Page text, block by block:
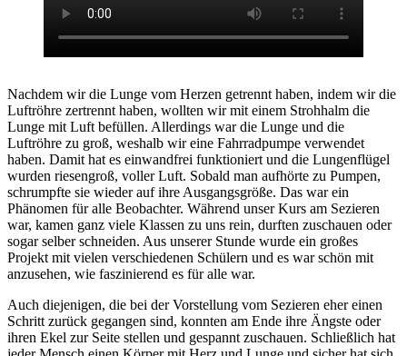
Nachdem wir die Lunge vom Herzen getrennt haben, indem wir die
Luftröhre zertrennt haben, wollten wir mit einem Strohhalm die
Lunge mit Luft befüllen. Allerdings war die Lunge und die
Luftröhre zu groß, weshalb wir eine Fahrradpumpe verwendet
haben. Damit hat es einwandfrei funktioniert und die Lungenflügel
wurden riesengroß, voller Luft. Sobald man aufhörte zu Pumpen,
schrumpfte sie wieder auf ihre Ausgangsgröße. Das war ein
Phänomen für alle Beobachter. Während unser Kurs am Sezieren
war, kamen ganz viele Klassen zu uns rein, durften zuschauen oder
sogar selber schneiden. Aus unserer Stunde wurde ein großes
Projekt mit vielen verschiedenen Schülern und es war schön mit
anzusehen, wie faszinierend es für alle war.
Auch diejenigen, die bei der Vorstellung vom Sezieren eher einen
Schritt zurück gegangen sind, konnten am Ende ihre Ängste oder
ihren Ekel zur Seite stellen und gespannt zuschauen. Schließlich hat